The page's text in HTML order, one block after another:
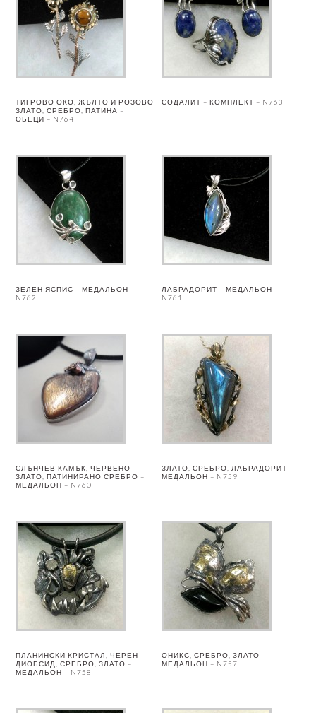
ТИГРОВО ОКО, ЖЪЛТО И РОЗОВО
ЗЛАТО, СРЕБРО, ПАТИНА –
ОБЕЦИ – N764
СОДАЛИТ – КОМПЛЕКТ – N763
ЗЕЛЕН ЯСПИС – МЕДАЛЬОН –
N762
ЛАБРАДОРИТ – МЕДАЛЬОН –
N761
СЛЪНЧЕВ КАМЪК, ЧЕРВЕНО
ЗЛАТО, ПАТИНИРАНО СРЕБРО –
МЕДАЛЬОН – N760
ЗЛАТО, СРЕБРО, ЛАБРАДОРИТ –
МЕДАЛЬОН – N759
ПЛАНИНСКИ КРИСТАЛ, ЧЕРЕН
ДИОБСИД, СРЕБРО, ЗЛАТО –
МЕДАЛЬОН – N758
ОНИКС, СРЕБРО, ЗЛАТО –
МЕДАЛЬОН – N757